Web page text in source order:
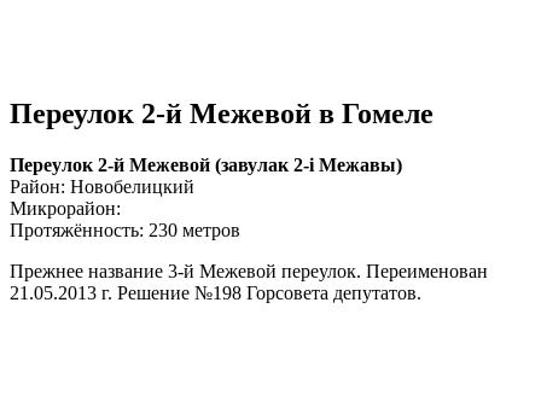
Переулок 2-й Межевой в Гомеле
Переулок 2-й Межевой (завулак 2-і Межавы)
Район: Новобелицкий
Микрорайон:
Протяжённость: 230 метров
Прежнее название 3-й Межевой переулок. Переименован
21.05.2013 г. Решение №198 Горсовета депутатов.